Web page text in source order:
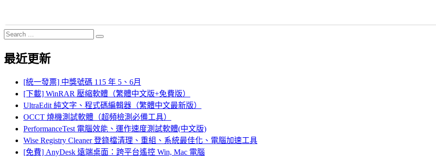
Search
for:
Search
最近更新
[統一發票] 中獎號碼 115 年 5、6月
[下載] WinRAR 壓縮軟體（繁體中文版+免費版）
UltraEdit 純文字、程式碼編輯器（繁體中文最新版）
OCCT 燒機測試軟體（超頻檢測必備工具）
PerformanceTest 電腦效能、運作速度測試軟體(中文版)
Wise Registry Cleaner 登錄檔清理、重組、系統最佳化、電腦加速工具
[免費] AnyDesk 遠端桌面：跨平台遙控 Win, Mac 電腦